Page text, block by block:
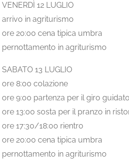
VENERDÌ 12 LUGLIO
arrivo in agriturismo
ore 20:00 cena tipica umbra
pernottamento in agriturismo
SABATO 13 LUGLIO
ore 8:00 colazione
ore 9:00 partenza per il giro guidato
ore 13:00 sosta per il pranzo in
ore 17:30/18:00 rientro
ore 20:00 cena tipica umbra
pernottamento in agriturismo